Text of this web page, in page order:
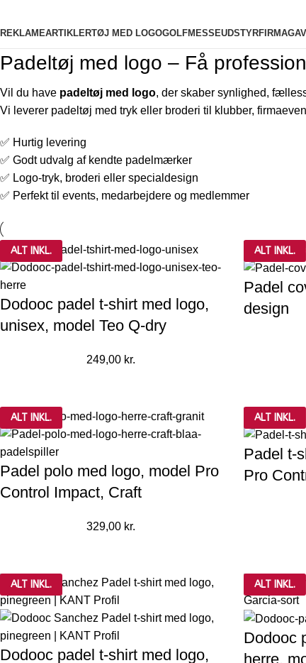
REKLAMEARTIKLERTØJ MED LOGOGOLFMESSEUDSTYR
Padeltøj med logo – Få
Vil du have padeltøj med logo, der skaber synlighed,
Vi leverer padeltøj med tryk eller broderi til klubber,
✅ Hurtig levering
✅ Godt udvalg af kendte padelmærker
✅ Logo-tryk, broderi eller specialdesign
✅ Perfekt til events, medarbejdere og medlemmer
ALT INKL.
Dodooc padel t-shirt med logo,
unisex, model Teo Q-dry
249,00 kr.
ALT INKL.
Padel
design
ALT INKL.
Padel polo med logo, model Pro
Control Impact, Craft
329,00 kr.
ALT INKL.
Padel t-
Pro
ALT INKL.
Dodooc padel t-shirt med logo,
ALT INKL.
Dodooc
herre,